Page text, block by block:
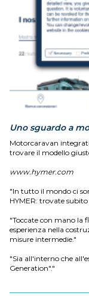
Uno sguardo a
Motorcaravan
trovare il modello
www.hymer.com
"In tutto il mondo ci
HYMER: trovate
"Toccate con mano la
esperienza nella
misure intermedie."
"Sia all'interno che
Generation"."